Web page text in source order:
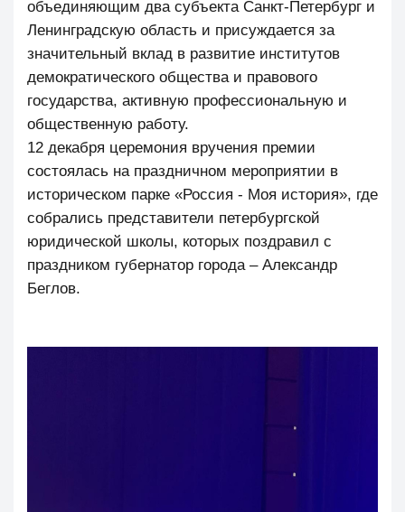
объединяющим два субъекта Санкт-Петербург и
Ленинградскую область и присуждается за
значительный вклад в развитие институтов
демократического общества и правового
государства, активную профессиональную и
общественную работу.
12 декабря церемония вручения премии
состоялась на праздничном мероприятии в
историческом парке «Россия - Моя история», где
собрались представители петербургской
юридической школы, которых поздравил с
праздником губернатор города – Александр
Беглов.